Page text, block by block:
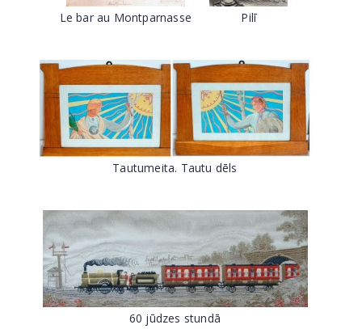
Le bar au Montparnasse Pilī
Tautumeita. Tautu dēls
60 jūdzes stundā